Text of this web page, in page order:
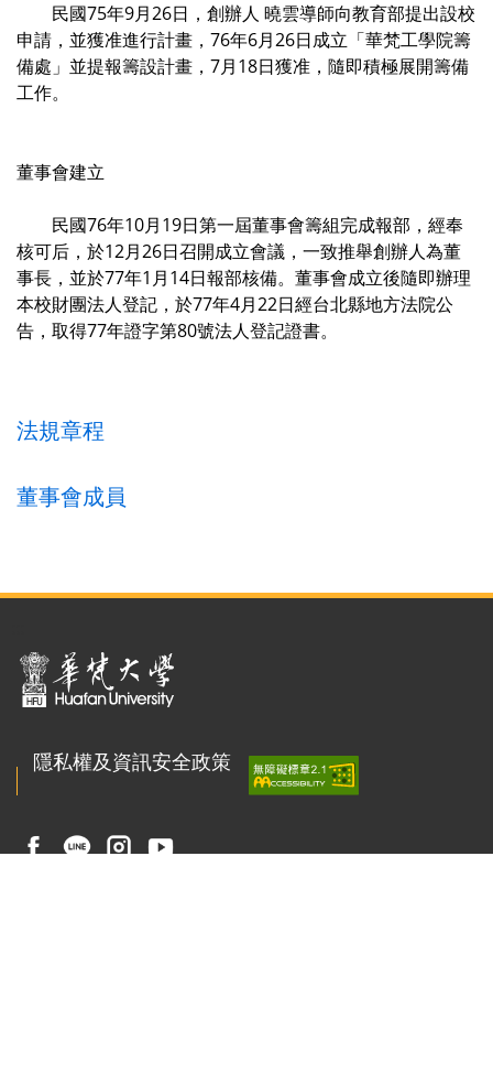
民國75年9月26日，創辦人 曉雲導師向教育部提出設校
申請，並獲准進行計畫，76年6月26日成立「華梵工學院籌
備處」並提報籌設計畫，7月18日獲准，隨即積極展開籌備
工作。
董事會建立
民國76年10月19日第一屆董事會籌組完成報部，經奉
核可后，於12月26日召開成立會議，一致推舉創辦人為董
事長，並於77年1月14日報部核備。董事會成立後隨即辦理
本校財團法人登記，於77年4月22日經台北縣地方法院公
告，取得77年證字第80號法人登記證書。
法規章程
董事會成員
隱私權及資訊安全政策